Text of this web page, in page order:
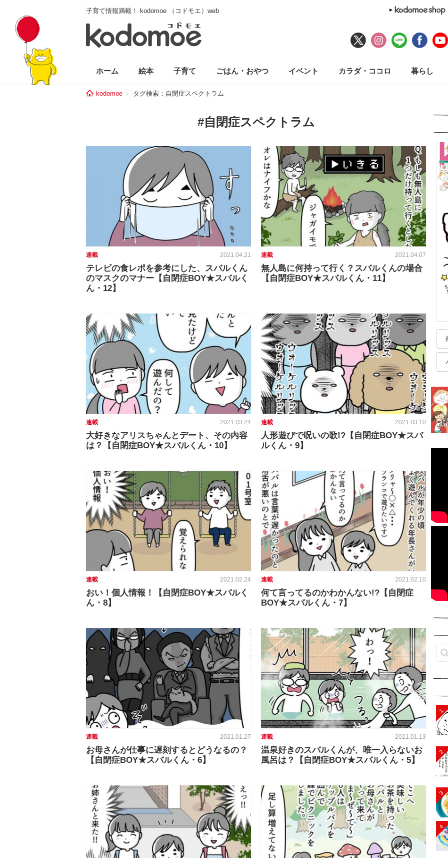
子育て情報満載！ kodomoe （コドモエ）web
ホーム 絵本 子育て ごはん・おやつ イベント カラダ・ココロ 暮らし
kodomoe タグ検索：自閉症スペクトラム
#自閉症スペクトラム
連載 2021.04.21
テレビの食レポを参考にした、スバルくん
のマスクのマナー【自閉症BOY★スバルく
ん・12】
連載 2021.04.07
無人島に何持って行く？スバルくんの場合
【自閉症BOY★スバルくん・11】
連載 2021.03.24
大好きなアリスちゃんとデート、その内容
は？【自閉症BOY★スバルくん・10】
連載 2021.03.10
人形遊びで呪いの歌!?【自閉症BOY★スバ
ルくん・9】
連載 2021.02.24
おい！個人情報！【自閉症BOY★スバルく
ん・8】
連載 2021.02.10
何て言ってるのかわかんない!?【自閉症
BOY★スバルくん・7】
連載 2021.01.27
お母さんが仕事に遅刻するとどうなるの？
【自閉症BOY★スバルくん・6】
連載 2021.01.13
温泉好きのスバルくんが、唯一入らないお
風呂は？【自閉症BOY★スバルくん・5】
1
2
3
4